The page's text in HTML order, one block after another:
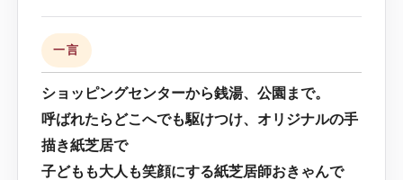
一言
ショッピングセンターから銭湯、公園まで。
呼ばれたらどこへでも駆けつけ、オリジナルの手
描き紙芝居で
子どもも大人も笑顔にする紙芝居師おきゃんで